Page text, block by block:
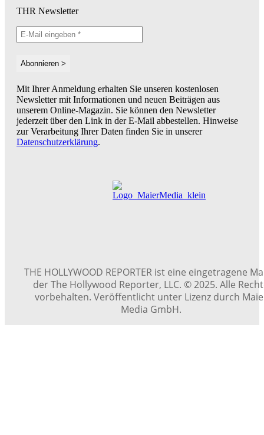
THR Newsletter
Mit Ihrer Anmeldung erhalten Sie unseren kostenlosen
Newsletter mit Informationen und neuen Beiträgen aus
unserem Online-Magazin. Sie können den Newsletter
jederzeit über den Link in der E-Mail abbestellen. Hinweise
zur Verarbeitung Ihrer Daten finden Sie in unserer
Datenschutzerklärung.
THE HOLLYWOOD REPORTER ist eine eingetragene
der The Hollywood Reporter, LLC. © 2025. Alle
vorbehalten. Veröffentlicht unter Lizenz durch
Media GmbH.